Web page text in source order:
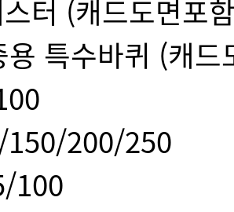
터 (캐드도면포
특수바퀴 (캐드
150/200/250
100